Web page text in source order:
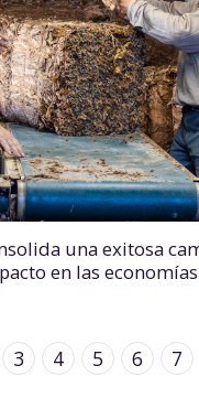
una exitosa
en las
3 4 5 6 7